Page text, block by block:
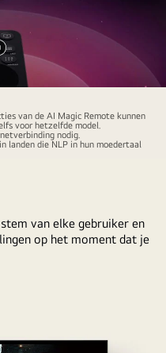
Video
pauzeren
van de AI Magic Remote kunnen
voor hetzelfde model.
nodig.
landen die NLP in hun moedertaal
van elke gebruiker en
op het moment dat je